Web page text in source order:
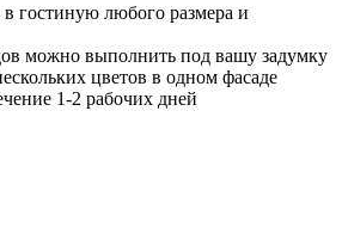
в гостиную любого размера и
можно выполнить под вашу задумку
цветов в одном фасаде
1-2 рабочих дней